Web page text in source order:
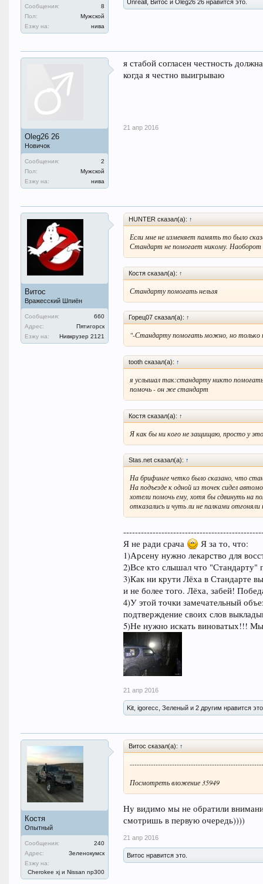
Сообщения:
8
Пол:
Мужской
Езжу на:
нива
Unreall, Витос и Oleg26 26 нравится это.
Oleg26 26
Новичок
Сообщения:
2
Пол:
Мужской
Езжу на:
нива
я стабой согласен честность
когда я честно выигрываю
21 апр 2016
Витос
Вражесский Шпиён
Сообщения:
660
Адрес:
Пятигорск
Езжу на:
Нивкрузер 2121
HUNTER сказал(а): ↑
Если мне не изменяет память то было
Стандарт не помогает никому. Наоборот
Костя сказал(а): ↑
Стандарту помогать нельзя
Горец07 сказал(а): ↑
"-Стандарту помогать можно, но только
tooth сказал(а): ↑
я услышал так:стандарту никто
помочь - он же стандарт
Костя сказал(а): ↑
Я как бы ни кого не защищаю, просто у
Stas.net сказал(а): ↑
На брифинге четко было сказано, что
На подъезде к одной из точек сидел
хотели помочь ему, хотя бы сдвинуть на
отказались и чуть ли не палками
Я не ради срача
Я за то, что:
1)Арсену нужно лекарство для
2)Все кто слышал что
3)Как ни крути Лёха в Стандарте
и не более того. Лёха, забей!
4)У этой точки замечательный
подтверждение своих слов
5)Не нужно искать виноватых!!!
21 апр 2016
Kit, igorecc, Зеленый и 2 другим нравится
Костя
Опытный
Сообщения:
240
Адрес:
Зеленокумск
Езжу на:
Cherokee xj и Nissan np300
Витос сказал(а): ↑
Посмотреть вложение 35949
Ну видимо мы не обратили
смотришь в первую очередь))))
21 апр 2016
Витос нравится это.